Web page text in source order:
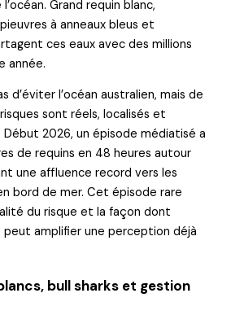
Grand requin blanc,
à anneaux bleus et
ces eaux avec des millions
année.
d’éviter l’océan australien, mais de
sont réels, localisés et
2026, un épisode médiatisé a
de requins en 48 heures autour
une affluence record vers les
bord de mer. Cet épisode rare
du risque et la façon dont
peut amplifier une perception déjà
bull sharks et gestion